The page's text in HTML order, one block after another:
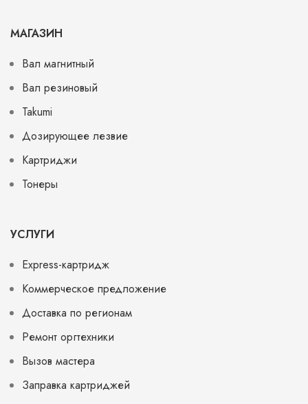
МАГАЗИН
Вал магнитный
Вал резиновый
Takumi
Дозирующее лезвие
Картриджи
Тонеры
УСЛУГИ
Express-картридж
Коммерческое предложение
Доставка по регионам
Ремонт оргтехники
Вызов мастера
Заправка картриджей